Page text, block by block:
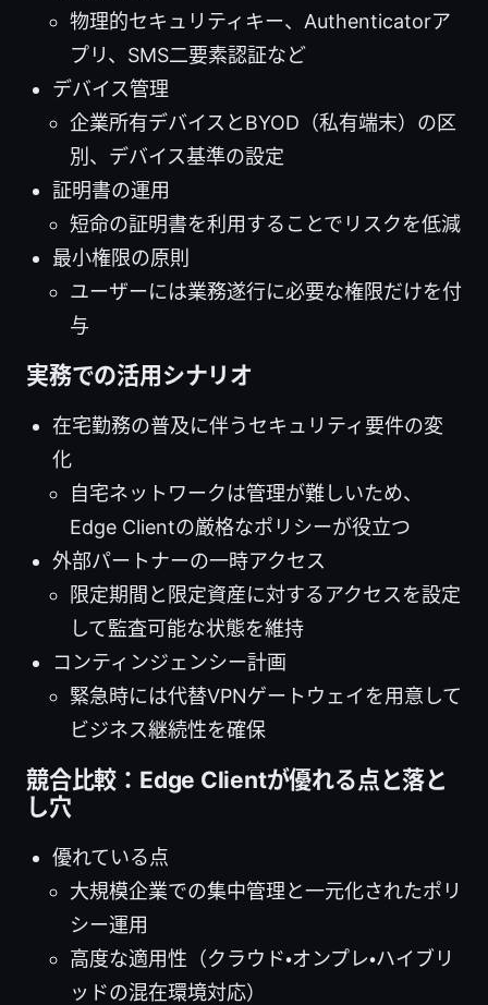
物理的セキュリティキー、Authenticatorア
プリ、SMS二要素認証など
デバイス管理
企業所有デバイスとBYOD（私有端末）の区
別、デバイス基準の設定
証明書の運用
短命の証明書を利用することでリスクを低減
最小権限の原則
ユーザーには業務遂行に必要な権限だけを付
与
実務での活用シナリオ
在宅勤務の普及に伴うセキュリティ要件の変
化
自宅ネットワークは管理が難しいため、
Edge Clientの厳格なポリシーが役立つ
外部パートナーの一時アクセス
限定期間と限定資産に対するアクセスを設定
して監査可能な状態を維持
コンティンジェンシー計画
緊急時には代替VPNゲートウェイを用意して
ビジネス継続性を確保
競合比較：Edge Clientが優れる点と落と
し穴
優れている点
大規模企業での集中管理と一元化されたポリ
シー運用
高度な適用性（クラウド・オンプレ・ハイブリ
ッドの混在環境対応）